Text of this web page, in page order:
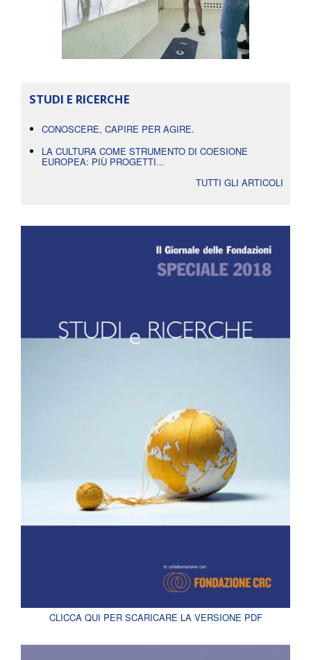
STUDI E RICERCHE
CONOSCERE, CAPIRE PER AGIRE.
LA CULTURA COME STRUMENTO DI COESIONE
EUROPEA: PIÙ PROGETTI...
TUTTI GLI ARTICOLI
CLICCA QUI PER SCARICARE LA VERSIONE PDF